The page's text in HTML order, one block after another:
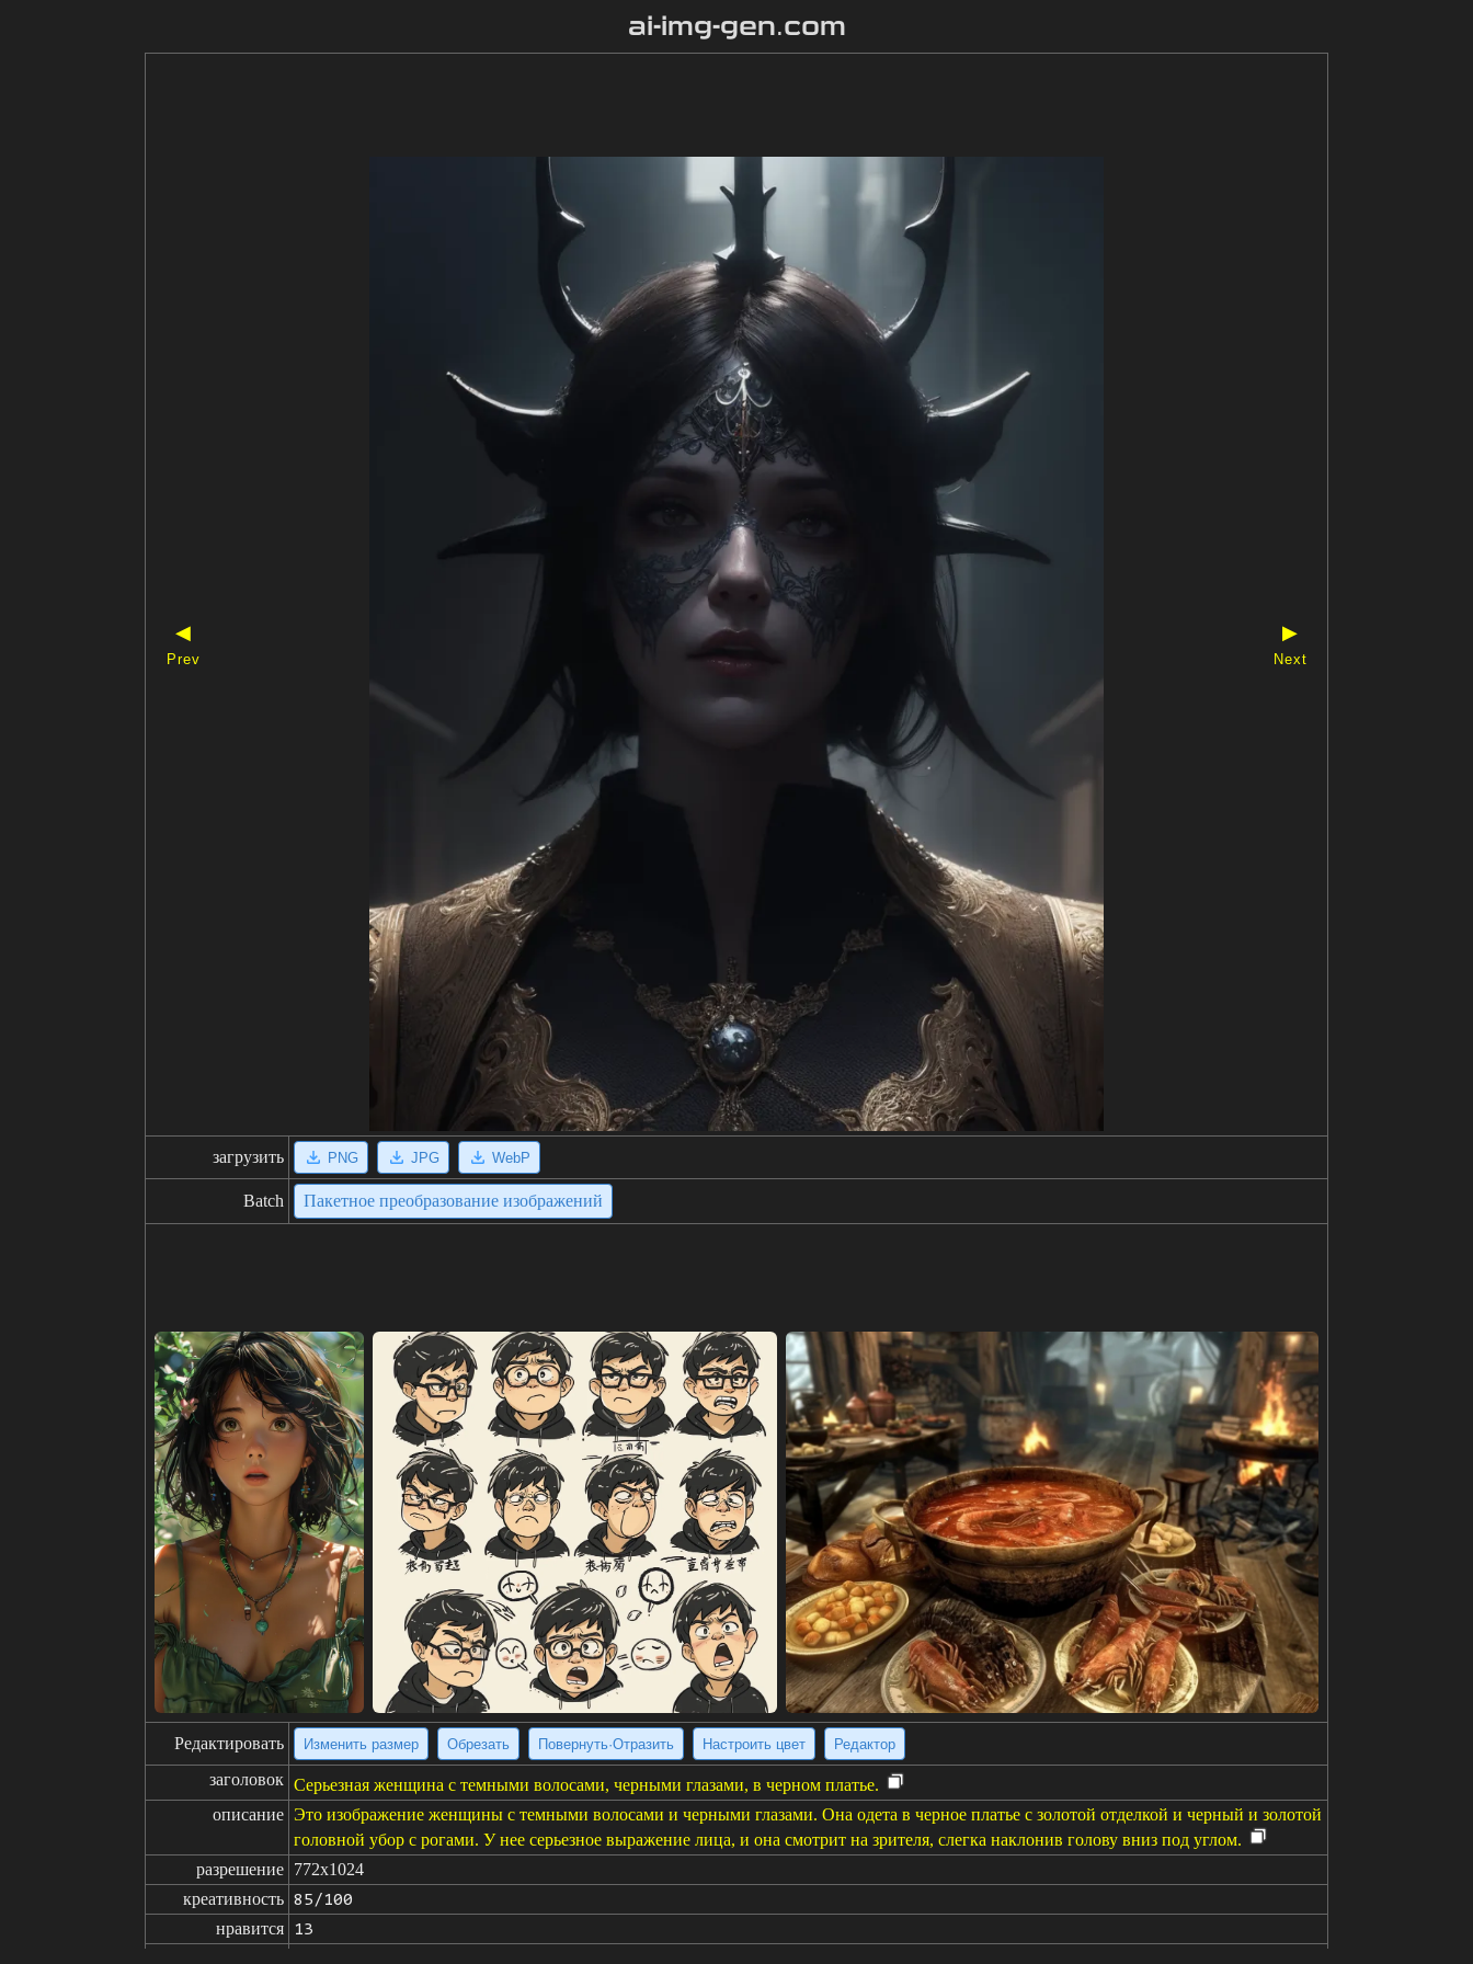
ai-img-gen.com
◀
Prev
▶
Next
загрузить PNG JPG WebP
Batch Пакетное преобразование изображений
Редактировать Изменить размер Обрезать Повернуть·Отразить Настроить цвет Редактор
заголовок Серьезная женщина с темными волосами, черными глазами, в черном платье.
описание Это изображение женщины с темными волосами и черными глазами. Она одета в черное платье с золотой отделкой и черный и золотой
головной убор с рогами. У нее серьезное выражение лица, и она смотрит на зрителя, слегка наклонив голову вниз под углом.
разрешение 772x1024
креативность 85/100
нравится 13